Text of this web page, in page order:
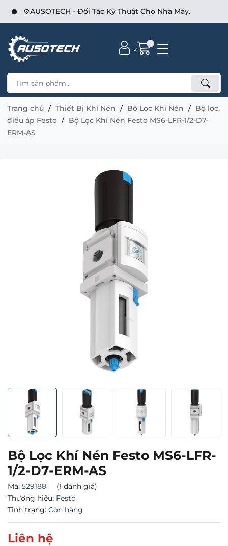
⚙️AUSOTECH - Đối Tác Kỹ Thuật Cho Nhà Máy.
Trang chủ Thiết Bị Khí Nén Bộ Lọc Khí Nén
Bộ lọc,
điều áp Festo
Bộ Lọc Khí Nén Festo MS6-LFR-1/2-D7-
ERM-AS
Bộ Lọc Khí Nén Festo MS6-LFR-
1/2-D7-ERM-AS
Mã: 529188
(1 đánh giá)
Thương hiệu: Festo
Tình trạng: Còn hàng
Liên hệ